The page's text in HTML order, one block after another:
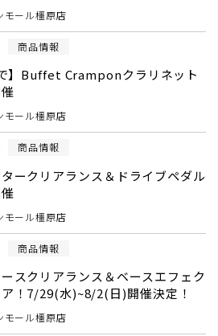
モール橿原店
商品情報
】Buffet Cramponクラリネット
モール橿原店
商品情報
ークリアランス＆ドライブペダル
モール橿原店
商品情報
スクリアランス＆ベースエフェク
！7/29(水)~8/2(日)開催決定！
モール橿原店